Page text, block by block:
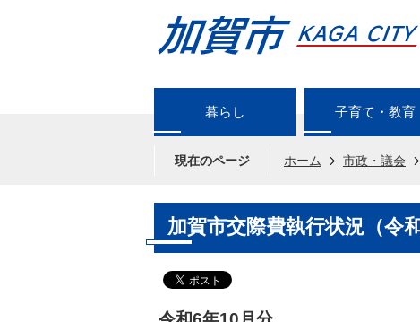
暮らし 子育て・教育
現在のページ ホーム 市政・議会
加賀市交際費執行状況（令